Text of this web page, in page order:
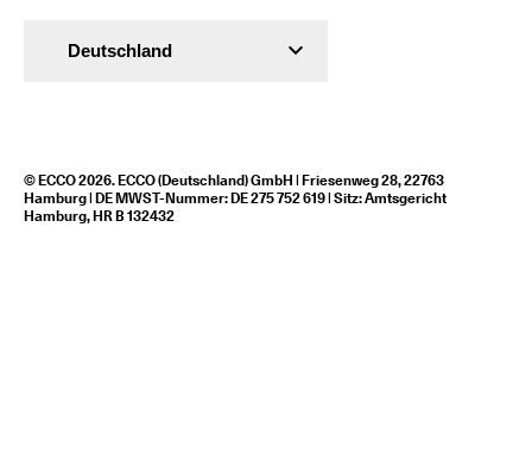
© ECCO 2026. ECCO (Deutschland) GmbH | Friesenweg 28, 22763
Hamburg | DE MWST-Nummer: DE 275 752 619 | Sitz: Amtsgericht
Hamburg, HR B 132432
Deutschland